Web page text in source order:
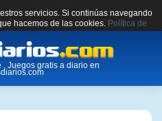
servicios. Si continúas navegando
hacemos de las cookies. Política de
Juegos gratis a diario en